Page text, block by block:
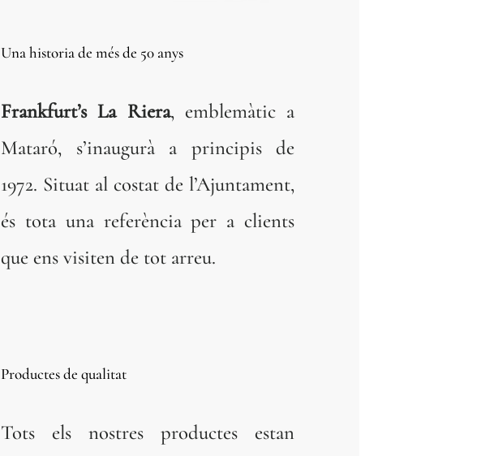
Una historia de més de 50 anys
Frankfurt’s La Riera, emblemàtic a
Mataró, s’inaugurà a principis de
1972. Situat al costat de l’Ajuntament,
és tota una referència per a clients
que ens visiten de tot arreu.
Productes de qualitat
Tots els nostres productes estan